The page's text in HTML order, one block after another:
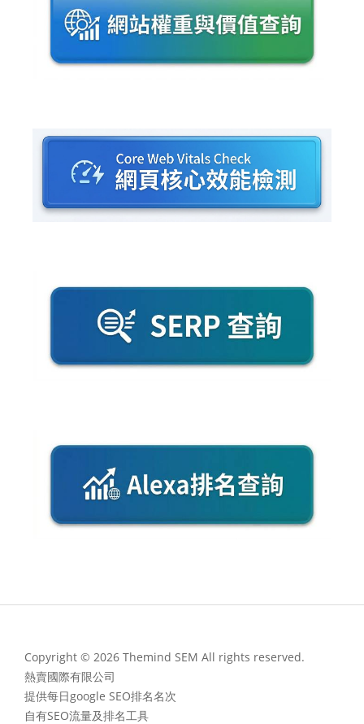
Copyright © 2026 Themind SEM All rights reserved.
熱賣國際有限公司
提供每日google SEO排名名次
自有SEO流量及排名工具